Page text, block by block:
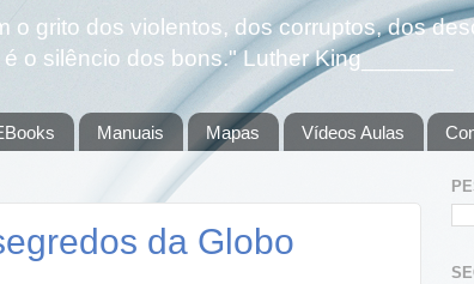
o grito dos violentos, dos corruptos, dos
o silêncio dos bons." Luther King_______
Manuais Mapas Vídeos Aulas
da Globo